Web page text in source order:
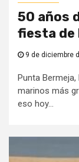
50 años
fiesta de
9 de diciembre
Punta
marinos más
eso hoy...